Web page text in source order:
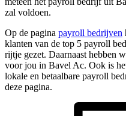
zal voldoen.
Op de pagina payroll bedrijven
klanten van de top 5 payroll
rijtje gezet. Daarnaast hebben
voor jou in Bavel Ac. Ook is
lokale en betaalbare payroll
deze pagina.